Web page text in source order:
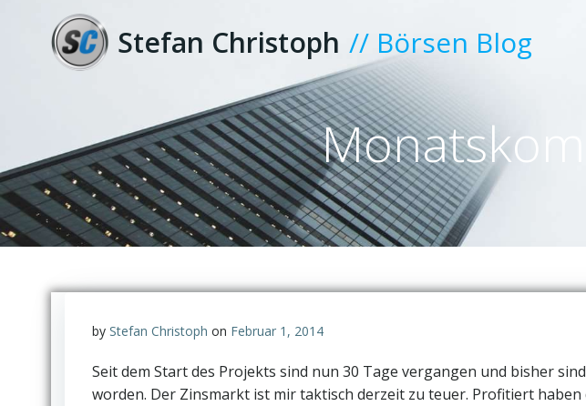
springen
Stefan Christoph // Börsen Blog
by Stefan Christoph on Februar 1, 2014
Seit dem Start des Projekts sind nun 30 Tage vergangen und bisher
worden. Der Zinsmarkt ist mir taktisch derzeit zu teuer. Profitiert